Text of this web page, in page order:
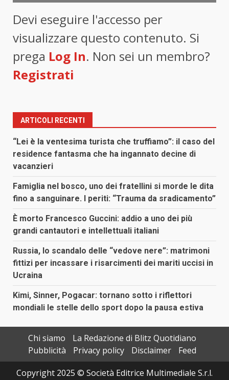
Devi eseguire l'accesso per
visualizzare questo contenuto. Si
prega Log In. Non sei un membro?
Registrati
ARTICOLI RECENTI
“Lei è la ventesima turista che truffiamo”: il caso del
residence fantasma che ha ingannato decine di
vacanzieri
Famiglia nel bosco, uno dei fratellini si morde le dita
fino a sanguinare. I periti: “Trauma da sradicamento”
È morto Francesco Guccini: addio a uno dei più
grandi cantautori e intellettuali italiani
Russia, lo scandalo delle “vedove nere”: matrimoni
fittizi per incassare i risarcimenti dei mariti uccisi in
Ucraina
Kimi, Sinner, Pogacar: tornano sotto i riflettori
mondiali le stelle dello sport dopo la pausa estiva
Chi siamo
La Redazione di Blitz Quotidiano
Pubblicità
Privacy policy Disclaimer
Feed
Copyright 2025 © Società Editrice Multimediale S.r.l.